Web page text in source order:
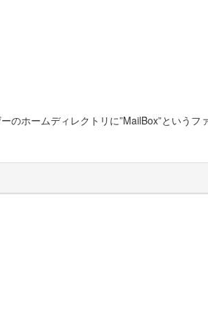
のホームディレクトリに”MailBox”という